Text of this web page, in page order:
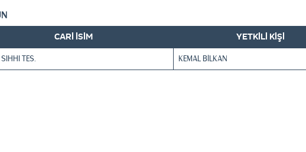
CARİ İSİM YETKİLİ KİŞİ
TES. KEMAL BİLKAN